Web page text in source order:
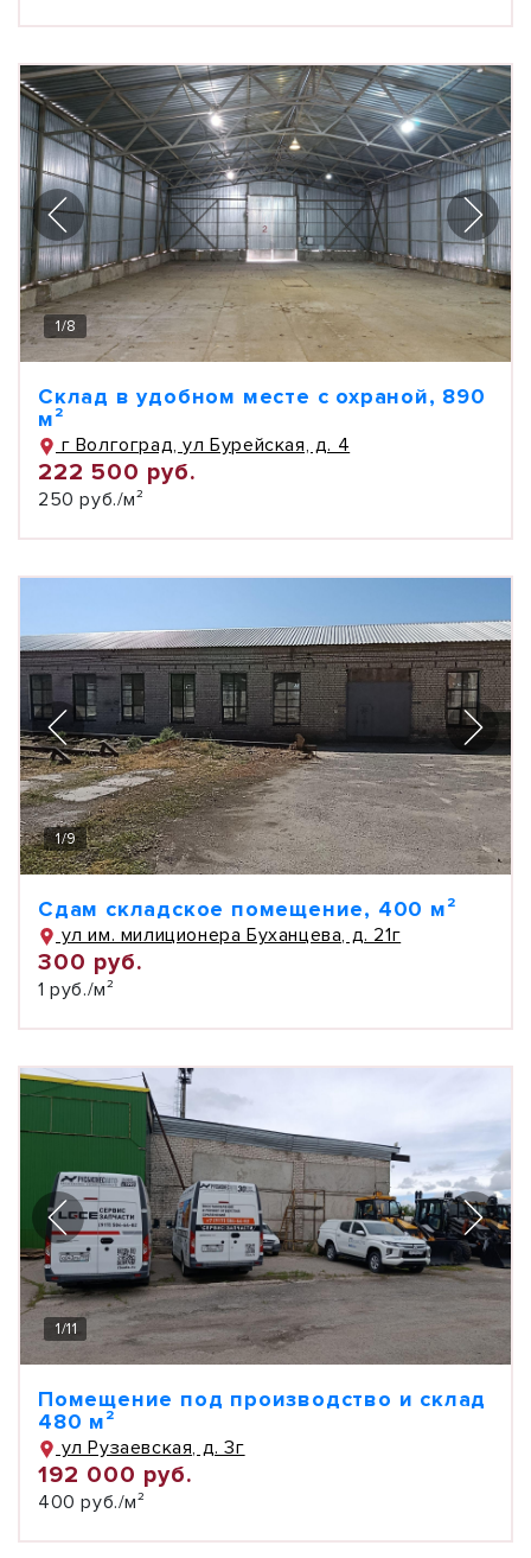
1/8
Склад в удобном месте с охраной, 890
м²
г Волгоград, ул Бурейская, д. 4
222 500 руб.
250 руб./м²
1/9
Сдам складское помещение, 400 м²
ул им. милиционера Буханцева, д. 21г
300 руб.
1 руб./м²
1/11
Помещение под производство и склад
480 м²
ул Рузаевская, д. 3г
192 000 руб.
400 руб./м²